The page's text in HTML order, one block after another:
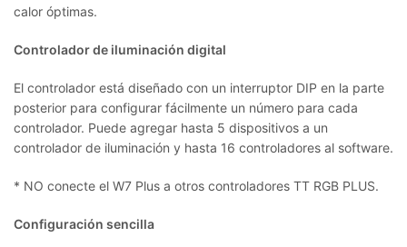
calor óptimas.
Controlador de iluminación digital
El controlador está diseñado con un interruptor DIP en la parte
posterior para configurar fácilmente un número para cada
controlador. Puede agregar hasta 5 dispositivos a un
controlador de iluminación y hasta 16 controladores al software.
* NO conecte el W7 Plus a otros controladores TT RGB PLUS.
Configuración sencilla